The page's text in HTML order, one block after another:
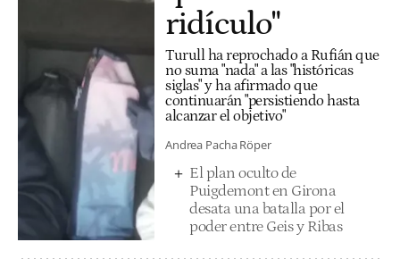
ridículo"
Turull ha reprochado a Rufián que
no suma "nada" a las "históricas
siglas" y ha afirmado que
continuarán "persistiendo hasta
alcanzar el objetivo"
Andrea Pacha Röper
El plan oculto de
Puigdemont en Girona
desata una batalla por el
poder entre Geis y Ribas